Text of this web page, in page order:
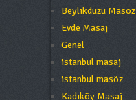
Beylikdüzü Masöz
Evde Masaj
Genel
istanbul masaj
istanbul masöz
Kadıköy Masaj